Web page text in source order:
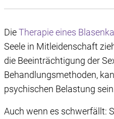
DieTherapie eines
Seele in Mitleidenschaft
die Beeinträchtigung der
Behandlungsmethoden,
psychischen Belastung
Auch wenn es schwerfällt: